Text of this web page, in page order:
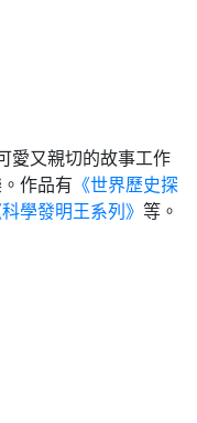
愛又親切的故事工作
作品有 《世界歷史探
科學發明王系列》 等。